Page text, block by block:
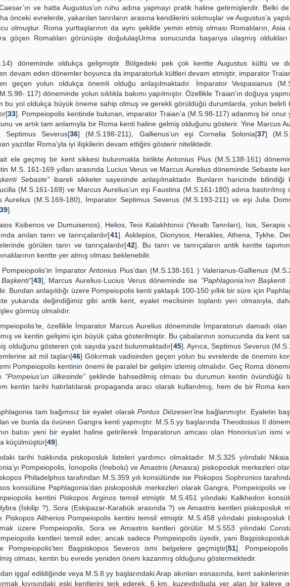
ve hatta Augustus’un ruhu adına yapmayı pratik haline getirmişlerdir. Belki de
önceki evrelerde, yakarılan tanrıların arasına kendilerini sokmuşlar ve Augustus’a
Roma yurttaşlarının da aynı şekilde yemin etmiş olması Romalıların, Asia
göçen Romalıları görünüşte doğululaşUrma sonucunda başarıya ulaşmış
döneminde oldukça gelişmiştir. Bölgedeki pek çok kentte Augustus kültü ve
devam eden dönemler boyunca da imparatorluk kültleri devam etmiştir, imparator
geçen yolun oldukça önemli olduğu anlaşılmaktadır. İmparator Vespasianus
117) döneminde yolun sıklıkla bakımı yapılmıştır. Özellikle Traian'ın doğuya
bu yol oldukça büyük öneme sahip olmuş ve gerekli görüldüğü durumlarda, yolun belirli
33]. Pompeiopolis kentinde bulunan, imparator Traian’a (M.S.98-117) adanmış bir onur
ve artık tam anlamıyla bir Roma kenti haline gelmiş olduğunu gösterir. Yine Marcus
Septimus Severus[36] (M.S.198-211), Gallienus’un eşi Cornelia Solonia[37]
yazıtlar Roma'yla iyi ilişkilerin devam ettiğini gösterir niteliktedir.
ele geçmiş bir kent sikkesi bulunmakla birlikte Antonius Pius (M.S.138-161)
M.S. 161-169 yılları arasında Lucius Verus ve Marcus Aurelius döneminde Sebaste
Sebaste"ibareli sikkeler sayesinde anlaşılmaktadır. Bunların haricinde bilindiği
(M.S.161-169) ve Marcus Aurelius’un eşi Faustina (M.S.161-180) adına bastırılmış
(M.S.169-180), İmparator Septimus Severus (M.S.193-211) ve eşi Julia
39].
Ksibenos ve Dumuisenos), Helios, Teoi Katakhtonoi (Yeraltı Tanrıları), Isis, Serapis
anılan tanrı ve tanrıçalardır[41]. Asklepios, Dionysos, Herakles, Athena, Tykhe,
görülen tanrı ve tanrıçalardır[42]. Bu tanrı ve tanrıçaların antik kentte
kentte yer almış olması beklenebilir.
İmparator Antonius Pius’dan (M.S.138-161 ) Valerianus-Gallienus
[43], Marcus Aurelius-Lucius Verus döneminde ise "Paphlagonia’nın Başkenti
Bundan anlaşıldığı üzere Pompeiopolis kenti yaklaşık 100-150 yıllık bir süre için
yukarıda değindiğimiz gibi antik kent, eyalet meclisinin toplantı yeri olmasıyla,
görmüş olmalıdır.
özellikle İmparator Marcus Aurelius döneminde İmparatorun damadı olan
ve kentin gelişimi için büyük çaba gösterilmiştir. Bu çabalarının sonucunda da kent
olduğunu gösteren çok sayıda yazıt bulunmaktadır[45]. Ayrıca, Septimus Severus
ait mil taşları[46] Gökırmak vadisinden geçen yolun bu evrelerde de önemini
Pompeiopolis kentinin önemi ile paralel bir gelişim izlemiş olmalıdır. Geç Roma
“Pompeius’un ülkesinde”şeklinde bahsedilmiş olması bu durumun kentin övündüğü
kentin tarihi hatırlatılarak propaganda aracı olarak kullanılmış, hem de bir Roma
tam bağımsız bir eyalet olarakPontus Diözesen’ine bağlanmıştır. Eyaletin
ve bunla da övünen Gangra kenti yapmıştır. M.S.5.yy başlarında Theodosius II
batısı yeni bir eyalet haline getirilerek İmparatorun amcası olan Honorius’un ismi
küçülmüştür[49].
tarihi hakkında piskoposluk listeleri yardımcı olmaktadır. M.S.325 yılındaki
Pompeiopolis, İonopolis (İnebolu) ve Amastris (Amasra) piskoposluk merkezleri
Philadelphos tarafından M.S.359 yılı konsülünde ise Piskopos Sophronios
konsülüne Paphlagonia’dan piskoposluk merkezleri olarak Gangra, Pompeiopolis ve
kentini Piskopos Arginos temsil etmiştir. M.S.451 yılındaki Kalkhedon
(İskilip ?), Sora (Eskipazar-Karabük arasında ?) ve Amastris kentleri piskoposluk
Aitherios Pompeiopolis kentini temsil etmiştir. M.S.458 yılındaki piskoposluk
üzere Pompeiopolis, Sora ve Amastris kentleri görülür. M.S.553 yılındaki
kentleri temsil eder, ancak sadece Pompeiopolis üyedir, yani
Pompeiopolis’ten Başpiskopos Severos ismi belgelere geçmiştir[51].
olması, kentin bu evrede yeniden önem kazanmış olduğunu göstermektedir.
işgal edildiğinde veya M.S.8.yy başlarındaki Arap akınları esnasında, kent
kıyısındaki eski kentlerini terk ederek, 6 km. kuzeydoğuda yer alan bir kaleye